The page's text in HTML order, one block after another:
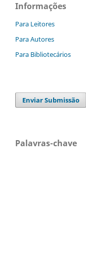
Informações
Para Leitores
Para Autores
Para Bibliotecários
Enviar Submissão
Palavras-chave